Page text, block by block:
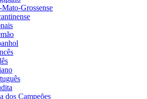
Mato-Grossense
dos Campeões